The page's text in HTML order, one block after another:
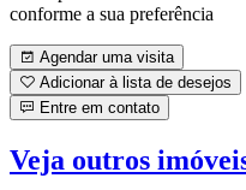
conforme a sua preferência
Agendar uma visita
Adicionar à lista de desejos
Entre em contato
Veja outros